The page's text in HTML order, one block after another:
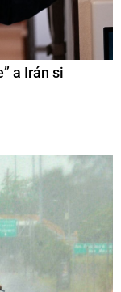
a Irán si